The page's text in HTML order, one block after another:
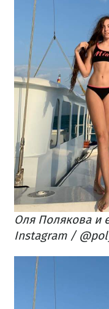
Оля Полякова и
Instagram /